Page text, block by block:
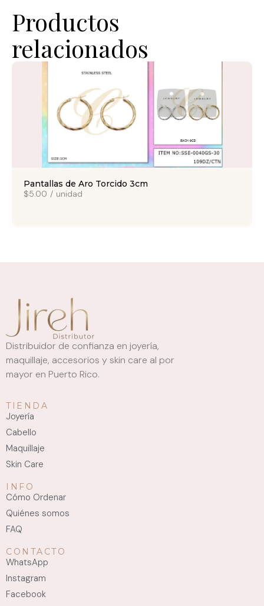
Productos
relacionados
Pantallas de Aro Torcido 3cm
$5.00 / unidad
Distribuidor de confianza en joyería,
maquillaje, accesorios y skin care al por
mayor en Puerto Rico.
TIENDA
Joyería
Cabello
Maquillaje
Skin Care
INFO
Cómo Ordenar
Quiénes somos
FAQ
CONTACTO
WhatsApp
Instagram
Facebook